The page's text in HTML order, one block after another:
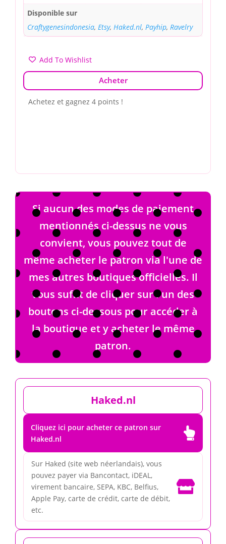
Disponible sur
Craftygenesindonesia, Etsy, Haked.nl, Payhip, Ravelry
Add To Wishlist
Acheter
Achetez et gagnez 4 points !
Si aucun des modes de paiement
mentionnés ci-dessus ne vous
convient, vous pouvez tout de
même acheter le patron via l'une de
mes autres boutiques officielles. Il
vous suffit de cliquer sur l'un des
boutons ci-dessous pour accéder à
la boutique et y acheter le même
patron.
Haked.nl
Cliquez ici pour acheter ce patron sur
Haked.nl

Sur Haked (site web néerlandais), vous
pouvez payer via Bancontact, iDEAL,
virement bancaire, SEPA, KBC, Belfius,
Apple Pay, carte de crédit, carte de débit,
etc.
